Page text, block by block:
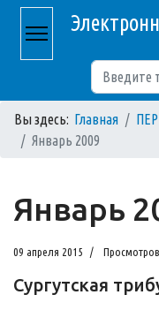
Вы здесь: Главная
Январь 2009
Январь
09 апреля 2015
Сургутская